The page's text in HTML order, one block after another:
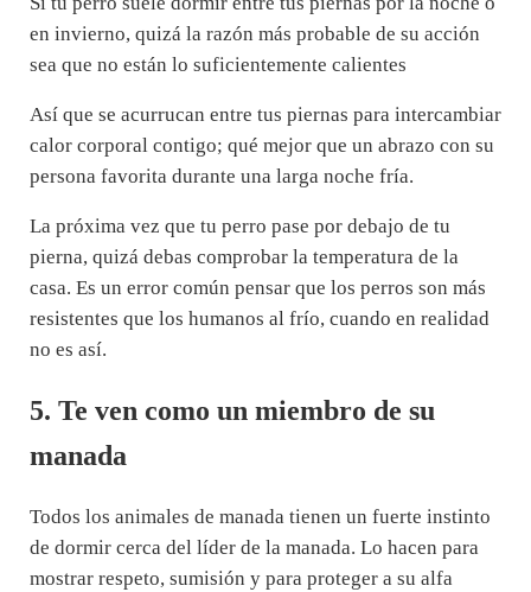
en invierno, quizá la razón más probable de su acción
sea que no están lo suficientemente calientes
Así que se acurrucan entre tus piernas para intercambiar
calor corporal contigo; qué mejor que un abrazo con su
persona favorita durante una larga noche fría.
La próxima vez que tu perro pase por debajo de tu
pierna, quizá debas comprobar la temperatura de la
casa. Es un error común pensar que los perros son más
resistentes que los humanos al frío, cuando en realidad
no es así.
5. Te ven como un miembro de su
manada
Todos los animales de manada tienen un fuerte instinto
de dormir cerca del líder de la manada. Lo hacen para
mostrar respeto, sumisión y para proteger a su alfa